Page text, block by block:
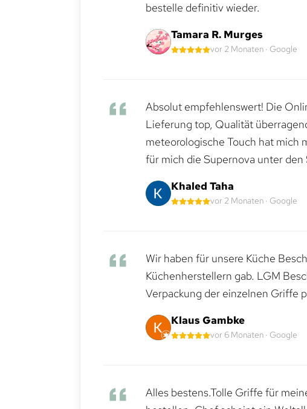
bestelle definitiv wieder.
Tamara R. Murges
vor 2 Monaten · Google
Absolut empfehlenswert! Die
Lieferung top, Qualität
meteorologische Touch hat mich
für mich die Supernova unter den
Khaled Taha
vor 2 Monaten · Google
Wir haben für unsere Küche
Küchenherstellern gab. LGM
Verpackung der einzelnen Griffe
Klaus Gambke
vor 6 Monaten · Google
Alles bestens.Tolle Griffe für